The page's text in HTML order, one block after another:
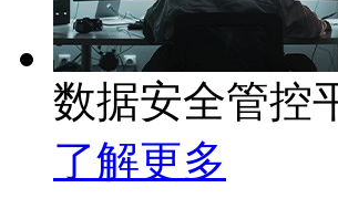
数据安全管控
了解更多